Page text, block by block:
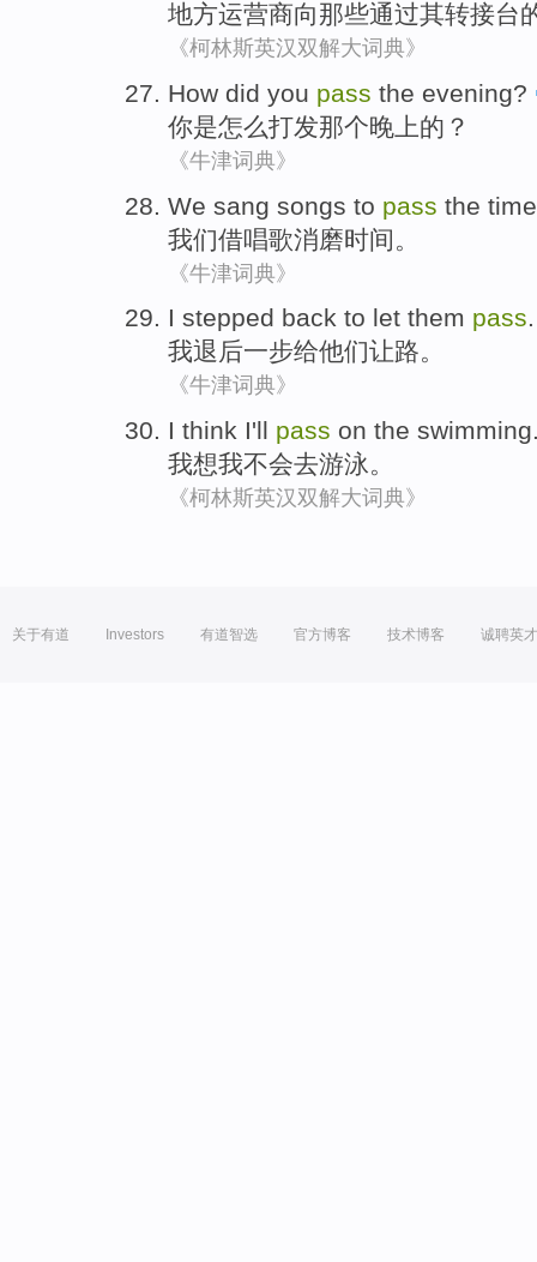
地方运营商向那些通过其转接台
《柯林斯英汉双解大词典》
How did you pass the evening?
你是怎么打发那个晚上的？
《牛津词典》
We sang songs to pass the time
我们借唱歌消磨时间 。
《牛津词典》
I stepped back to let them pass.
我退后一步给他们让路。
《牛津词典》
I think I'll pass on the swimming
我想我不会去游泳。
《柯林斯英汉双解大词典》
关于有道 Investors 有道智选 官方博客 技术博客 诚聘英才